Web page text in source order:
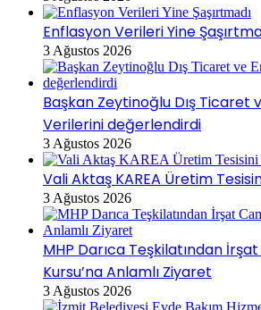
Enflasyon Verileri Yine
3 Ağustos 2026
Başkan Zeytinoğlu Dış Ticaret
Verilerini değerlendirdi
3 Ağustos 2026
Vali Aktaş KAREA Üretim
3 Ağustos 2026
MHP Darıca Teşkilatından
Kursu’na Anlamlı Ziyaret
3 Ağustos 2026